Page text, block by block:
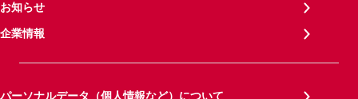
お知らせ
企業情報
パーソナルデータ（個人情報など）について